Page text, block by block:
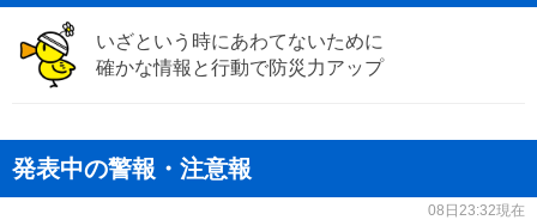
いざという時にあわてないために
確かな情報と行動で防災力アップ
発表中の警報・注意報
08日23:32現在